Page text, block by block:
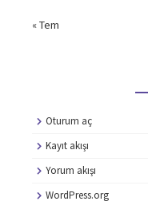
« Tem
Oturum aç
Kayıt akışı
Yorum akışı
WordPress.org